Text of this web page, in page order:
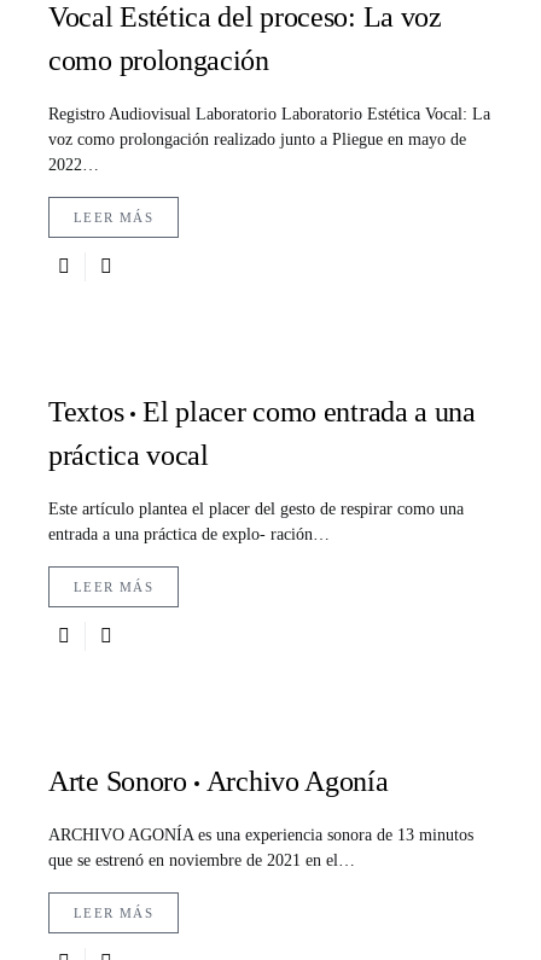
Vocal Estética del proceso: La voz
como prolongación
Registro Audiovisual Laboratorio Laboratorio Estética Vocal: La
voz como prolongación realizado junto a Pliegue en mayo de
2022…
LEER MÁS
Textos
El placer como entrada a una
práctica vocal
Este artículo plantea el placer del gesto de respirar como una
entrada a una práctica de explo- ración…
LEER MÁS
Arte Sonoro Archivo Agonía
ARCHIVO AGONÍA es una experiencia sonora de 13 minutos
que se estrenó en noviembre de 2021 en el…
LEER MÁS